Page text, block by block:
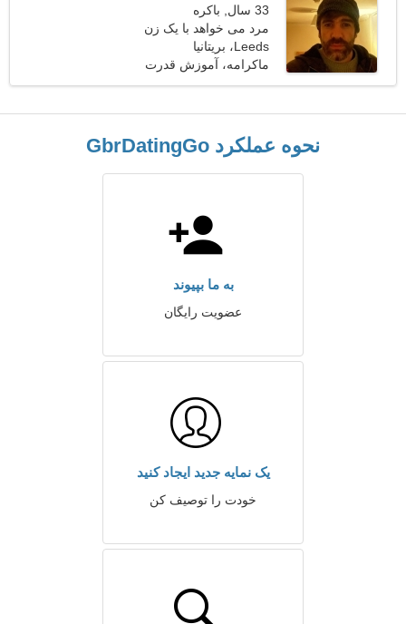
33 سال, باکره
مرد می خواهد با یک زن
ملاقات کند 22-31
Leeds، بریتانیا
ماکرامه، آموزش قدرت
نحوه عملکرد GbrDatingGo
به ما بپیوند
عضویت رایگان
یک نمایه جدید ایجاد کنید
خودت را توصیف کن